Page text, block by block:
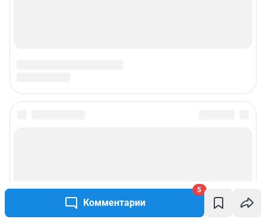
Комментарии
5